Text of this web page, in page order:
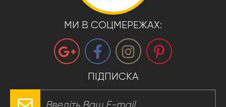
МИ В СОЦМЕРЕЖАХ:
ПІДПИСКА